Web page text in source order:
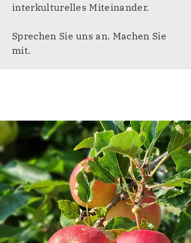
interkulturelles Miteinander.
Sprechen Sie uns an. Machen Sie
mit.